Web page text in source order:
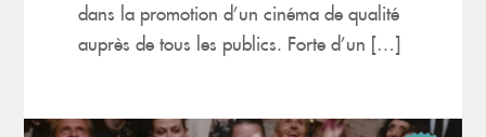
dans la promotion d’un cinéma de qualité
auprès de tous les publics. Forte d’un […]